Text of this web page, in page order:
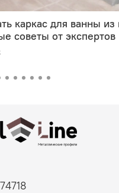
каркас для ванны
советы от экспертов